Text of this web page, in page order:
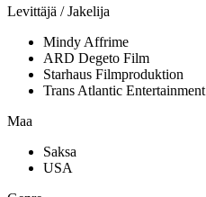
Levittäjä / Jakelija
Mindy Affrime
ARD Degeto Film
Starhaus Filmproduktion
Trans Atlantic Entertainment
Maa
Saksa
USA